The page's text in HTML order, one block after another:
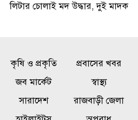
লিটার চোলাই মদ উদ্ধার, দুই মাদক
জামায়াত নেতা বহিষ্কার
১০ তলা থেকে পড়ে গর্ভবতী নারীর
মৃত্যু, অলৌকিকভাবে বেঁচে গেল
কৃষি ও প্রকৃতি
প্রবাসের খবর
জব মার্কেট
স্বাস্থ্য
সারাদেশ
রাজবাড়ী জেলা